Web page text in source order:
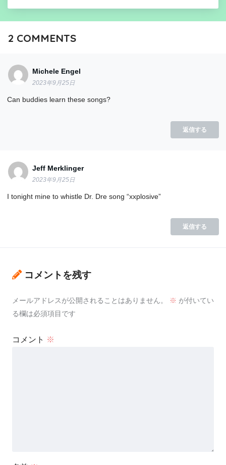
2 COMMENTS
Michele Engel
2023年9月25日
Can buddies learn these songs?
返信する
Jeff Merklinger
2023年9月25日
I tonight mine to whistle Dr. Dre song “xxplosive”
返信する
コメントを残す
メールアドレスが公開されることはありません。 ※ が付いてい
る欄は必須項目です
コメント ※